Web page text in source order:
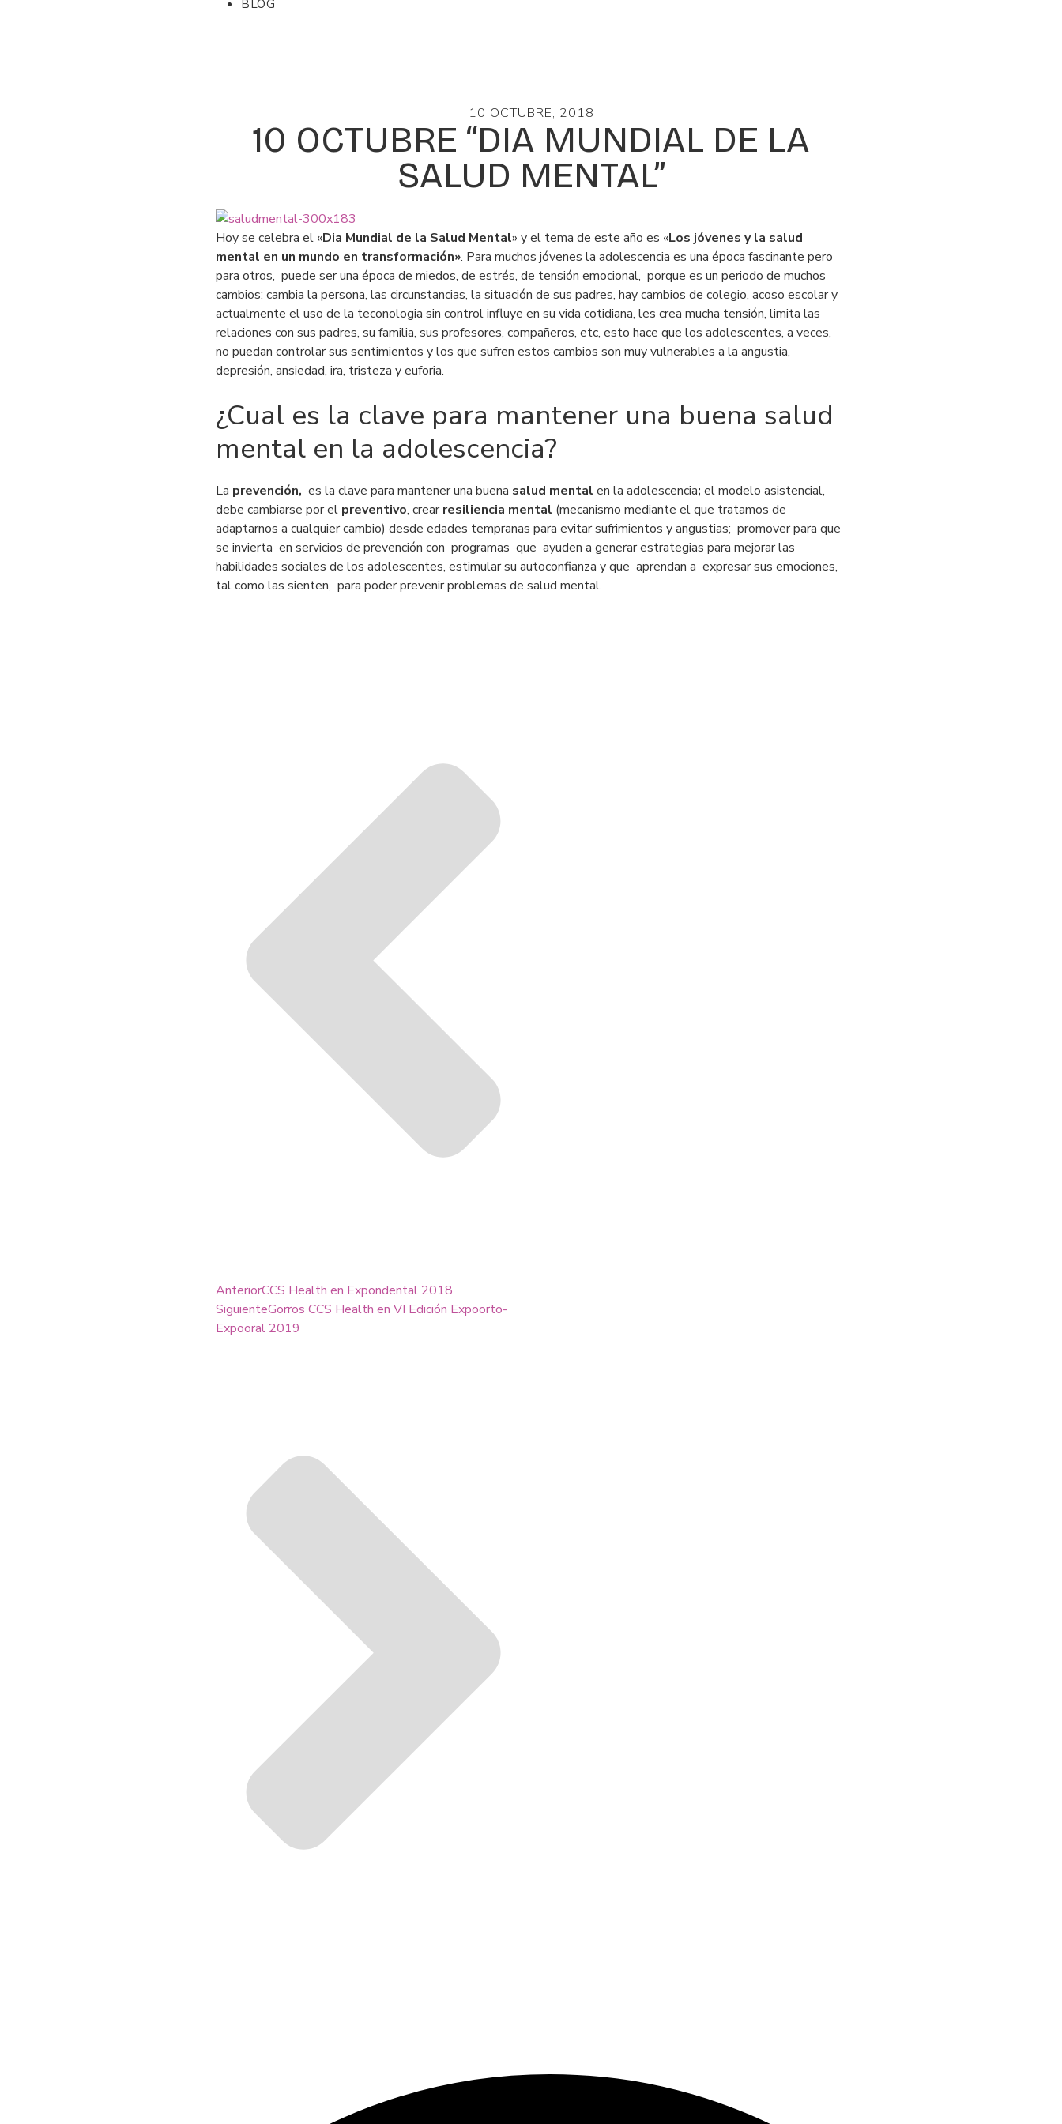
BLOG
10 OCTUBRE, 2018
10 OCTUBRE “DIA MUNDIAL DE LA
SALUD MENTAL”
Hoy se celebra el «Dia Mundial de la Salud Mental» y el tema de este año es «Los jóvenes y la salud
mental en un mundo en transformación». Para muchos jóvenes la adolescencia es una época fascinante pero
para otros, puede ser una época de miedos, de estrés, de tensión emocional, porque es un periodo de muchos
cambios: cambia la persona, las circunstancias, la situación de sus padres, hay cambios de colegio, acoso escolar y
actualmente el uso de la teconologia sin control influye en su vida cotidiana, les crea mucha tensión, limita las
relaciones con sus padres, su familia, sus profesores, compañeros, etc, esto hace que los adolescentes, a veces,
no puedan controlar sus sentimientos y los que sufren estos cambios son muy vulnerables a la angustia,
depresión, ansiedad, ira, tristeza y euforia.
¿Cual es la clave para mantener una buena salud
mental en la adolescencia?
La prevención, es la clave para mantener una buena salud mental en la adolescencia; el modelo asistencial,
debe cambiarse por el preventivo, crearresiliencia mental (mecanismo mediante el que tratamos de
adaptarnos a cualquier cambio) desde edades tempranas para evitar sufrimientos y angustias; promover para que
se invierta en servicios de prevención con programas que ayuden a generar estrategias para mejorar las
habilidades sociales de los adolescentes, estimular su autoconfianza y que aprendan a expresar sus emociones,
tal como las sienten, para poder prevenir problemas de salud mental.
AnteriorCCS Health en Expondental 2018
SiguienteGorros CCS Health en VI Edición Expoorto-
Expooral 2019